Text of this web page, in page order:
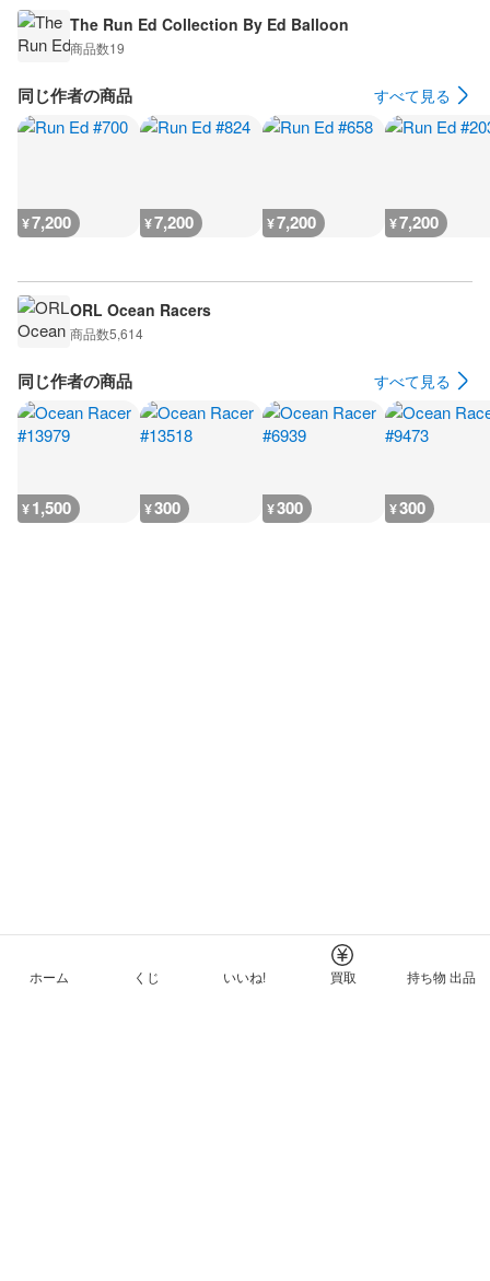
The Run Ed Collection By Ed Balloon
商品数19
同じ作者の商品 すべて見る
¥7,200 ¥7,200 ¥7,200 ¥7,200
ORL Ocean Racers
商品数5,614
同じ作者の商品 すべて見る
¥1,500 ¥300 ¥300 ¥300
ホーム くじ いいね! 買取 持ち物 出品